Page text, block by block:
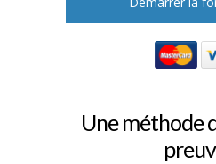
Une méthode